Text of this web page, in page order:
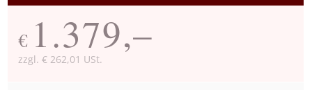
€ 1.379,–
zzgl. € 262,01 USt.